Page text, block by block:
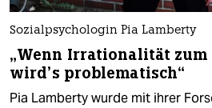
Sozialpsychologin Pia Lamberty
„Wenn Irrationalität
wird’s problematisch“
Pia Lamberty wurde mit ihrer